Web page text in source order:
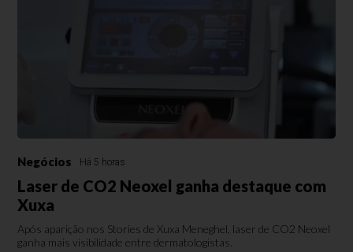
Negócios Há 5 horas
Laser de CO2 Neoxel ganha destaque com
Xuxa
Após aparição nos Stories de Xuxa Meneghel, laser de CO2 Neoxel
ganha mais visibilidade entre dermatologistas.